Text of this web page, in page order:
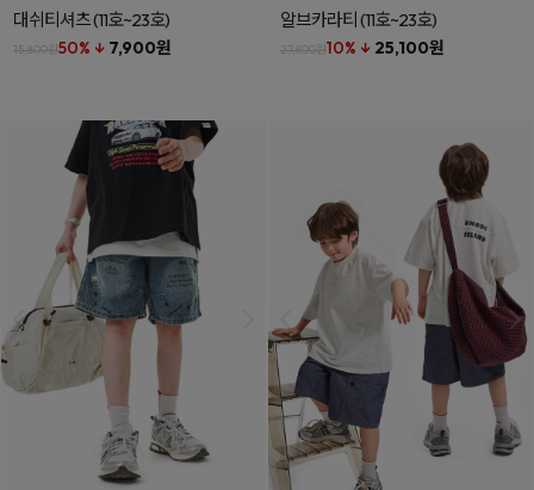
대쉬티셔츠(11호~23호)
15,800원50% ↓ 7,900원
알브카라티(11호~23호)
27,800원10% ↓ 25,100원